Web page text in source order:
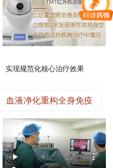
实现规范化核心治疗效果
血液净化重构全身免疫